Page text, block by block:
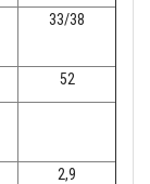
33/38
52
2,9